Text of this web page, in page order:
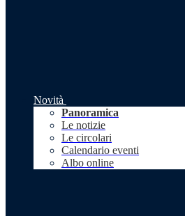
Novità
Panoramica
Le notizie
Le circolari
Calendario eventi
Albo online